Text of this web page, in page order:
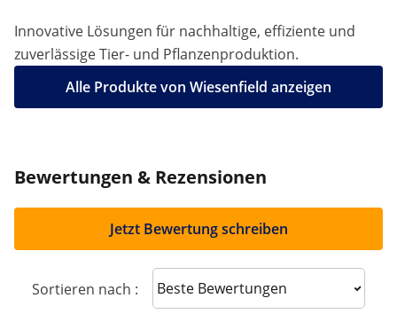
Innovative Lösungen für nachhaltige, effiziente und
zuverlässige Tier- und Pflanzenproduktion.
Alle Produkte von Wiesenfield anzeigen
Bewertungen & Rezensionen
Jetzt Bewertung schreiben
Sortieren nach : Sort reviews